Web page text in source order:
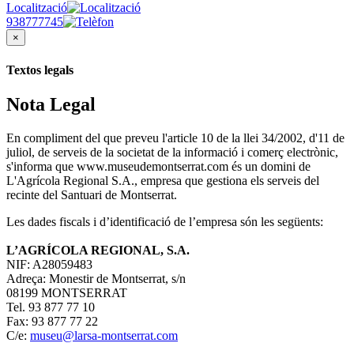
Localització
938777745
×
Textos legals
Nota Legal
En compliment del que preveu l'article 10 de la llei 34/2002, d'11 de
juliol, de serveis de la societat de la informació i comerç electrònic,
s'informa que www.museudemontserrat.com és un domini de
L'Agrícola Regional S.A., empresa que gestiona els serveis del
recinte del Santuari de Montserrat.
Les dades fiscals i d’identificació de l’empresa són les següents:
L’AGRÍCOLA REGIONAL, S.A.
NIF: A28059483
Adreça: Monestir de Montserrat, s/n
08199 MONTSERRAT
Tel. 93 877 77 10
Fax: 93 877 77 22
C/e: museu@larsa-montserrat.com